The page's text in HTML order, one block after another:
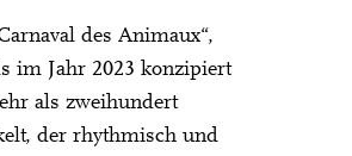
des Animaux“,
im Jahr 2023 konzipiert
als zweihundert
der rhythmisch und